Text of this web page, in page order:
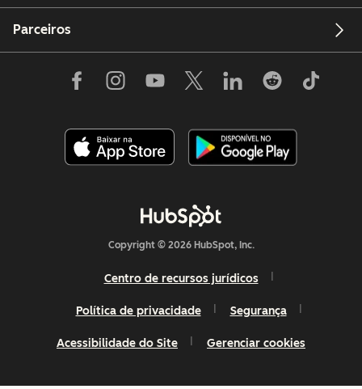
Parceiros
Copyright © 2026 HubSpot, Inc.
Centro de recursos jurídicos
Política de privacidade Segurança
Acessibilidade do Site Gerenciar cookies